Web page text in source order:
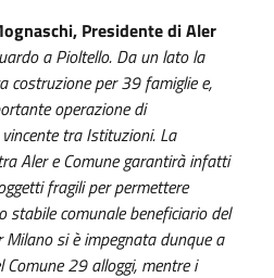
Presidente di Aler
a Pioltello. Da un lato la
costruzione per 39 famiglie e,
operazione di
tra Istituzioni. La
Aler e Comune garantirà infatti
fragili per permettere
stabile comunale beneficiario del
si è impegnata dunque a
29 alloggi, mentre i